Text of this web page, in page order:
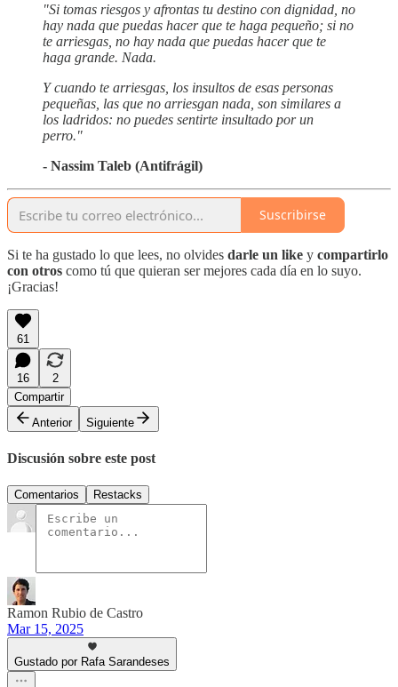
"Si tomas riesgos y afrontas tu destino con dignidad, no
hay nada que puedas hacer que te haga pequeño; si no
te arriesgas, no hay nada que puedas hacer que te
haga grande. Nada.
Y cuando te arriesgas, los insultos de esas personas
pequeñas, las que no arriesgan nada, son similares a
los ladridos: no puedes sentirte insultado por un
perro."
- Nassim Taleb (Antifrágil)
Suscribirse
Si te ha gustado lo que lees, no olvides darle un like y compartirlo
con otros como tú que quieran ser mejores cada día en lo suyo.
¡Gracias!
61
16
2
Compartir
Anterior
Siguiente
Discusión sobre este post
Comentarios Restacks
Ramon Rubio de Castro
Mar 15, 2025
Gustado por Rafa Sarandeses